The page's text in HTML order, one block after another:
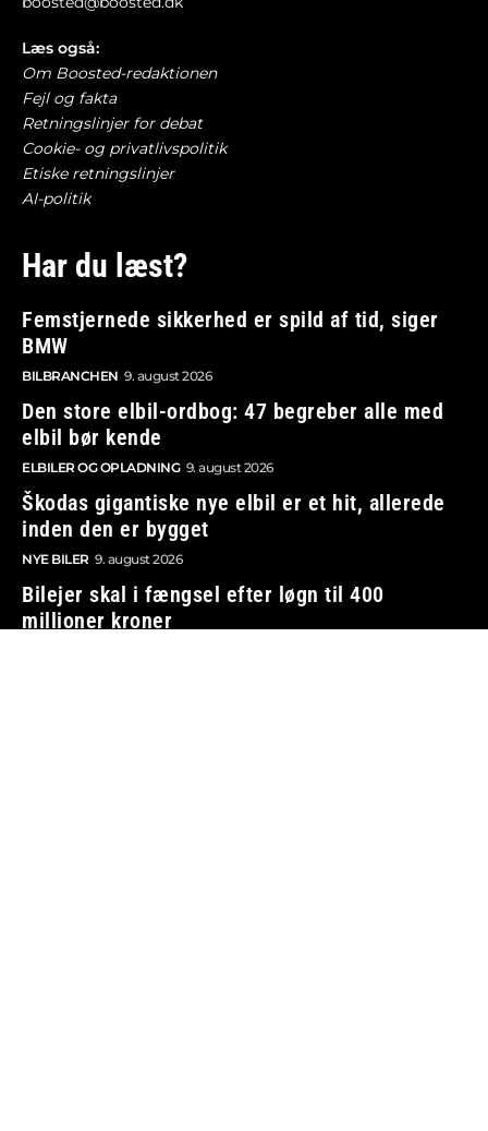
Læs også:
Om Boosted-redaktionen
Fejl og fakta
Retningslinjer for debat
Cookie- og privatlivspolitik
Etiske retningslinjer
AI-politik
Har du læst?
Femstjernede sikkerhed er spild af tid, siger
BMW
BILBRANCHEN 9. august 2026
Den store elbil-ordbog: 47 begreber alle med
elbil bør kende
ELBILER OG OPLADNING 9. august 2026
Škodas gigantiske nye elbil er et hit, allerede
inden den er bygget
NYE BILER 9. august 2026
Bilejer skal i fængsel efter løgn til 400
millioner kroner